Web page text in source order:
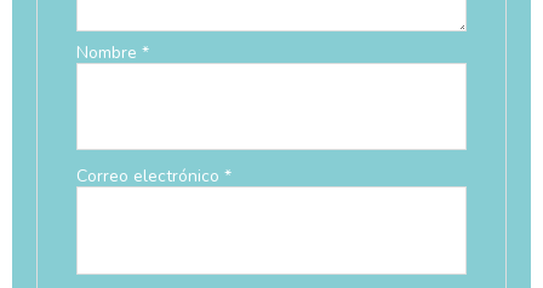
Nombre *
Correo electrónico *